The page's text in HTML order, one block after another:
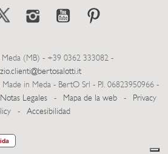
Meda (MB) - +39 0362 333082 -
in Meda - BertO Srl - P.I. 06823950966 -
Notas Legales - Mapa de la web -
Privacy
- Accesibilidad